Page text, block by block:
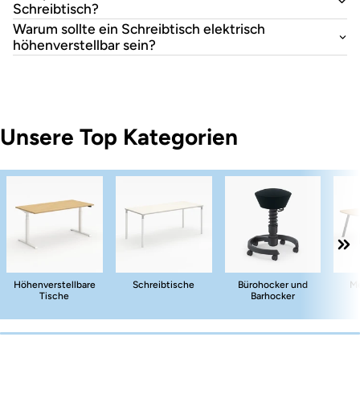
Schreibtisch?
Warum sollte ein Schreibtisch elektrisch
höhenverstellbar sein?
Unsere Top Kategorien
Höhenverstellbare
Tische
Schreibtische
Bürohocker und
Barhocker